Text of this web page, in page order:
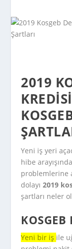
2019
Yeni iş yeri
hibe
problemlerine
dolayı2019
şartları neler
KOSGEB
Yeni bir iş ile